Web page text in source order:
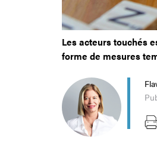
Les acteurs touchés
forme de mesures